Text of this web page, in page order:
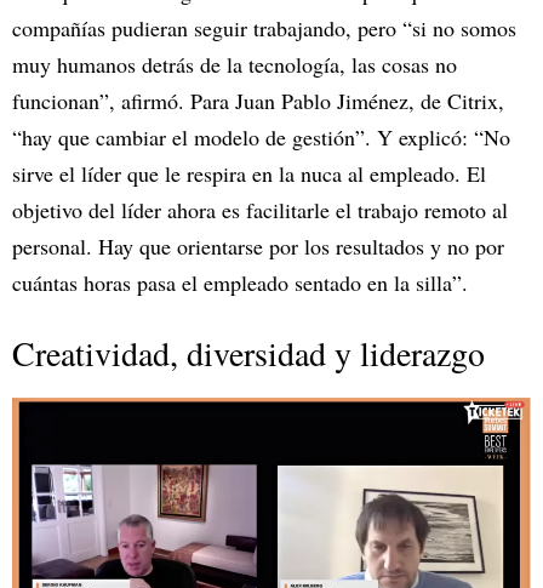
compañías pudieran seguir trabajando, pero “si no somos
muy humanos detrás de la tecnología, las cosas no
funcionan”, afirmó. Para Juan Pablo Jiménez, de Citrix,
“hay que cambiar el modelo de gestión”. Y explicó: “No
sirve el líder que le respira en la nuca al empleado. El
objetivo del líder ahora es facilitarle el trabajo remoto al
personal. Hay que orientarse por los resultados y no por
cuántas horas pasa el empleado sentado en la silla”.
Creatividad, diversidad y liderazgo